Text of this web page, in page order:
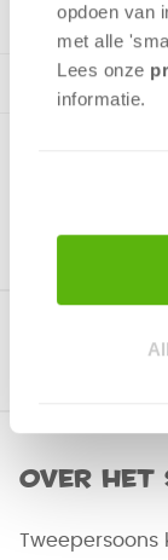
opdoen van
met alle
Lees onze
informatie.
Over het